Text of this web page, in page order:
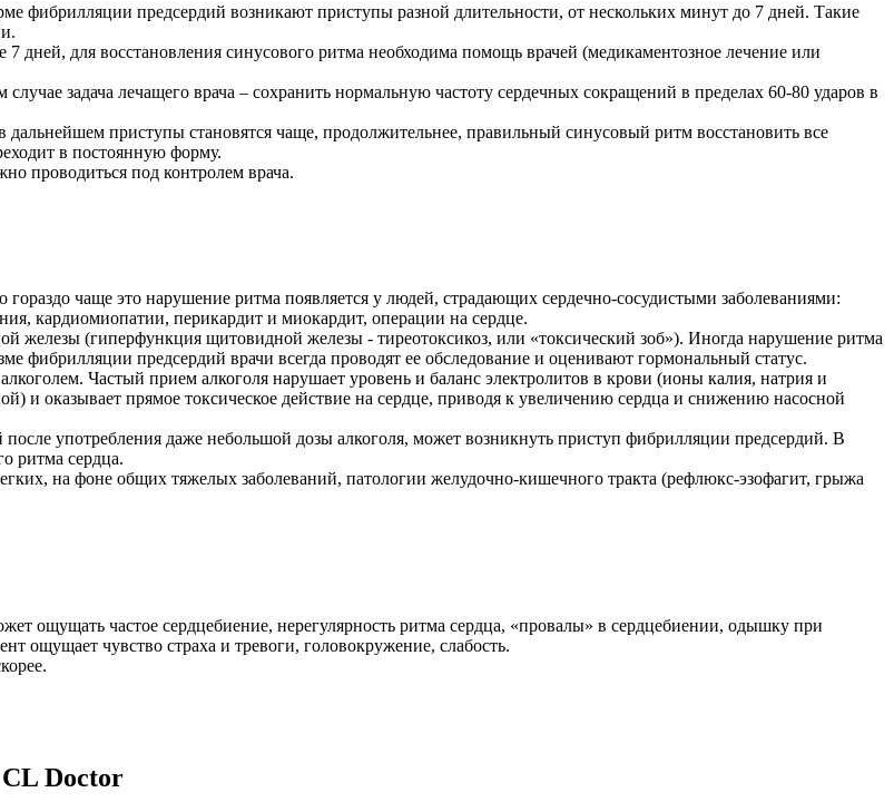
фибрилляции предсердий возникают приступы разной длительности, от нескольких минут до 7 дней. Такие
дней, для восстановления синусового ритма необходима помощь врачей (медикаментозное лечение или
задача лечащего врача – сохранить нормальную частоту сердечных сокращений в пределах 60-80 ударов в
приступы становятся чаще, продолжительнее, правильный синусовый ритм восстановить все
в постоянную форму.
проводиться под контролем врача.
чаще это нарушение ритма появляется у людей, страдающих сердечно-сосудистыми заболеваниями:
кардиомиопатии, перикардит и миокардит, операции на сердце.
(гиперфункция щитовидной железы - тиреотоксикоз, или «токсический зоб»). Иногда нарушение ритма
фибрилляции предсердий врачи всегда проводят ее обследование и оценивают гормональный статус.
Частый прием алкоголя нарушает уровень и баланс электролитов в крови (ионы калия, натрия и
оказывает прямое токсическое действие на сердце, приводя к увеличению сердца и снижению насосной
употребления даже небольшой дозы алкоголя, может возникнуть приступ фибрилляции предсердий. В
ритма сердца.
на фоне общих тяжелых заболеваний, патологии желудочно-кишечного тракта (рефлюкс-эзофагит, грыжа
ощущать частое сердцебиение, нерегулярность ритма сердца, «провалы» в сердцебиении, одышку при
ощущает чувство страха и тревоги, головокружение, слабость.
Doctor